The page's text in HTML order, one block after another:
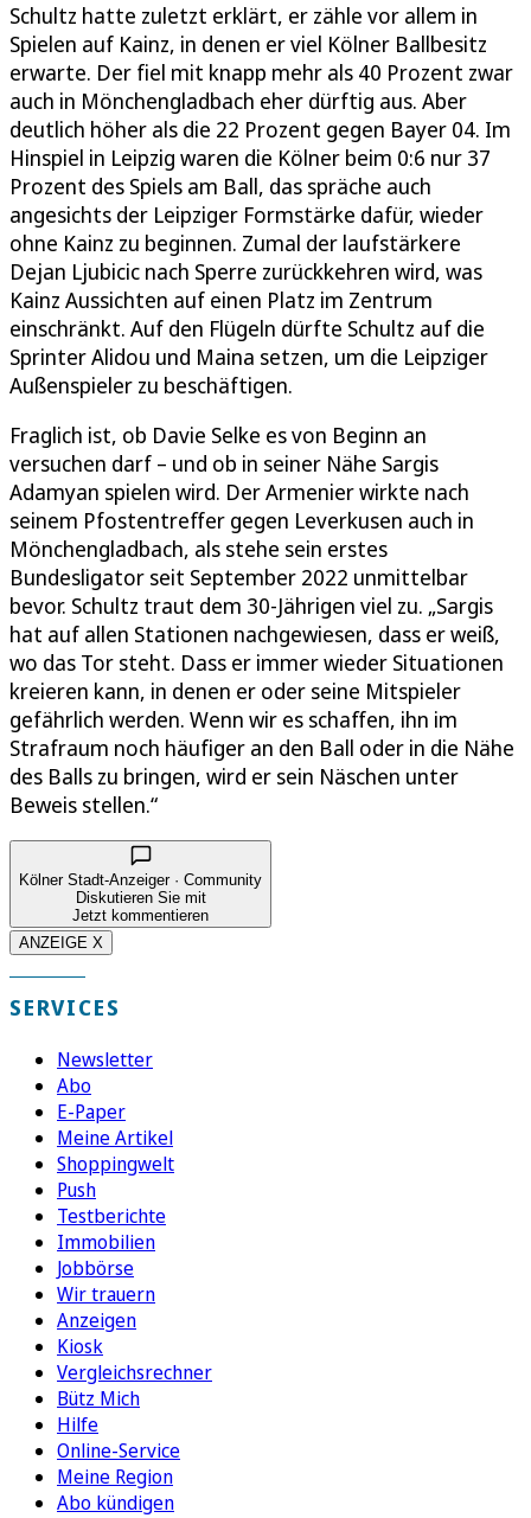
Schultz hatte zuletzt erklärt, er zähle vor allem in
Spielen auf Kainz, in denen er viel Kölner Ballbesitz
erwarte. Der fiel mit knapp mehr als 40 Prozent zwar
auch in Mönchengladbach eher dürftig aus. Aber
deutlich höher als die 22 Prozent gegen Bayer 04. Im
Hinspiel in Leipzig waren die Kölner beim 0:6 nur 37
Prozent des Spiels am Ball, das spräche auch
angesichts der Leipziger Formstärke dafür, wieder
ohne Kainz zu beginnen. Zumal der laufstärkere
Dejan Ljubicic nach Sperre zurückkehren wird, was
Kainz Aussichten auf einen Platz im Zentrum
einschränkt. Auf den Flügeln dürfte Schultz auf die
Sprinter Alidou und Maina setzen, um die Leipziger
Außenspieler zu beschäftigen.
Fraglich ist, ob Davie Selke es von Beginn an
versuchen darf – und ob in seiner Nähe Sargis
Adamyan spielen wird. Der Armenier wirkte nach
seinem Pfostentreffer gegen Leverkusen auch in
Mönchengladbach, als stehe sein erstes
Bundesligator seit September 2022 unmittelbar
bevor. Schultz traut dem 30-Jährigen viel zu. „Sargis
hat auf allen Stationen nachgewiesen, dass er weiß,
wo das Tor steht. Dass er immer wieder Situationen
kreieren kann, in denen er oder seine Mitspieler
gefährlich werden. Wenn wir es schaffen, ihn im
Strafraum noch häufiger an den Ball oder in die Nähe
des Balls zu bringen, wird er sein Näschen unter
Beweis stellen.“
Kölner Stadt-Anzeiger · Community
Diskutieren Sie mit
Jetzt kommentieren
ANZEIGE X
SERVICES
Newsletter
Abo
E-Paper
Meine Artikel
Shoppingwelt
Push
Testberichte
Immobilien
Jobbörse
Wir trauern
Anzeigen
Kiosk
Vergleichsrechner
Bütz Mich
Hilfe
Online-Service
Meine Region
Abo kündigen